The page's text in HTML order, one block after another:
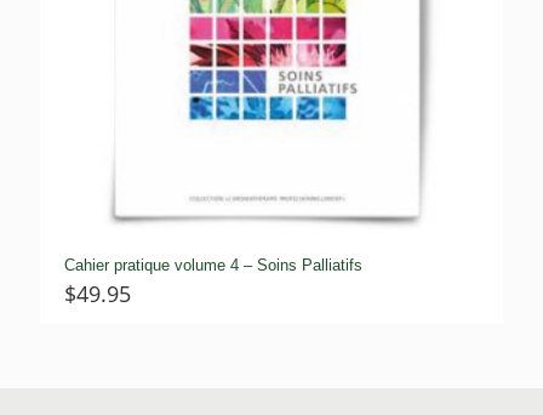
Cahier pratique volume 4 – Soins Palliatifs
$49.95